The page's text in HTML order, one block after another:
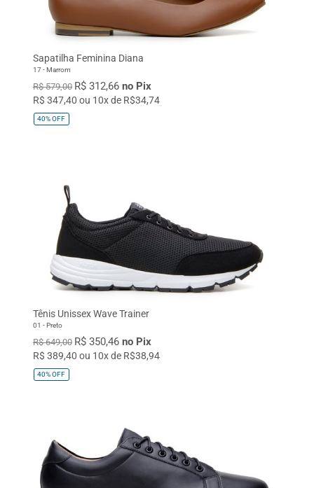
TAMANHO
33 34 35 36
37 38 39 40 41
42 43 44 45 Único
Sapatilha Feminina Diana
17 - Marrom
R$ 579,00 R$ 312,66 no Pix
R$ 347,40 ou 10x de R$34,74
40%OFF
Tênis Unissex Wave Trainer
01 - Preto
R$ 649,00 R$ 350,46 no Pix
R$ 389,40 ou 10x de R$38,94
40%OFF